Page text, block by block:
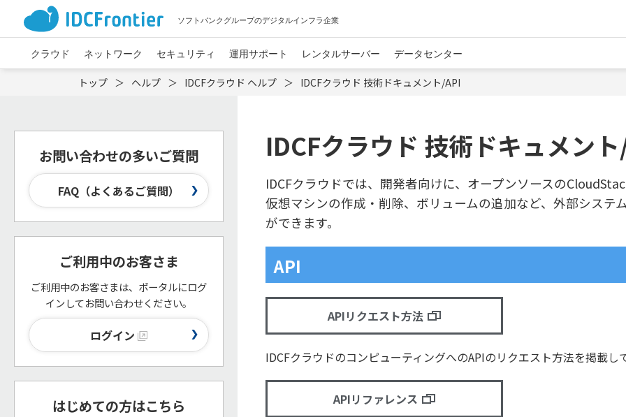
ソフトバンクグループのデジタルインフラ企業
クラウド ネットワーク セキュリティ 運用サポート レンタルサーバー データセンター
トップ ヘルプ IDCFクラウド ヘルプ IDCFクラウド 技術ドキュメント/API
IDCFクラウド 技術ドキュメン
IDCFクラウドでは、開発者向けに、オープンソースの
仮想マシンの作成・削除、ボリュームの追加など、外部システ
ができます。
API
APIリクエスト方法
IDCFクラウドのコンピューティングへのAPIのリクエスト方法を掲載し
APIリファレンス
お問い合わせの多いご質問
FAQ（よくあるご質問）
ご利用中のお客さま
ご利用中のお客さまは、ポータルにログ
インしてお問い合わせください。
ログイン
はじめての方はこちら